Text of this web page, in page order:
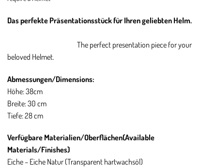
Das perfekte Präsentationsstück für Ihren geliebten Helm.
The perfect presentation piece for your
beloved Helmet.
Abmessungen/Dimensions:
Höhe: 38cm
Breite: 30 cm
Tiefe: 28 cm
Verfügbare Materialien/Oberflächen(Available
Materials/Finishes)
Eiche – Eiche Natur (Transparent hartwachsöl)